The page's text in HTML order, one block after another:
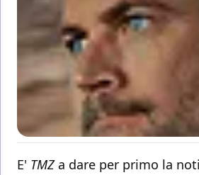
E' TMZa dare per primo la